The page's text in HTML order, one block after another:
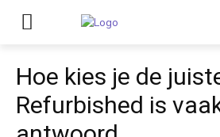
Hoe kies je de
Refurbished is